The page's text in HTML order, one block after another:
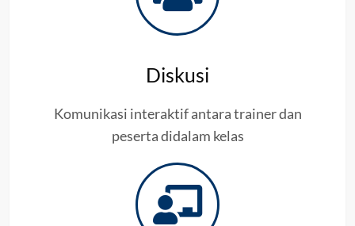
Diskusi
Komunikasi interaktif antara trainer dan
peserta didalam kelas